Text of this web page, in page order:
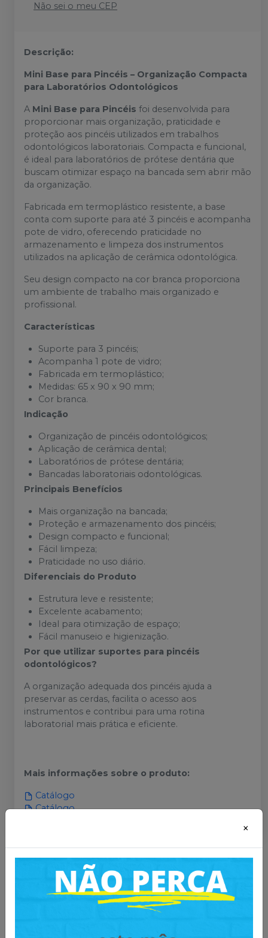
Não sei o meu CEP
Descrição:
Mini Base para Pincéis – Organização Compacta
para Laboratórios Odontológicos
A Mini Base para Pincéis foi desenvolvida para
proporcionar mais organização, praticidade e
proteção aos pincéis utilizados em trabalhos
odontológicos laboratoriais. Compacta e funcional,
é ideal para laboratórios de prótese dentária que
buscam otimizar espaço na bancada sem abrir mão
da organização.
Fabricada em termoplástico resistente, a base
conta com suporte para até 3 pincéis e acompanha
pote de vidro, oferecendo praticidade no
armazenamento e limpeza dos instrumentos
utilizados na aplicação de cerâmica odontológica.
Seu design compacto na cor branca proporciona
um ambiente de trabalho mais organizado e
profissional.
Características
Suporte para 3 pincéis;
Acompanha 1 pote de vidro;
Fabricada em termoplástico;
Medidas: 65 x 90 x 90 mm;
Cor branca.
Indicação
Organização de pincéis odontológicos;
Aplicação de cerâmica dental;
Laboratórios de prótese dentária;
Bancadas laboratoriais odontológicas.
Principais Benefícios
Mais organização na bancada;
Proteção e armazenamento dos pincéis;
Design compacto e funcional;
Fácil limpeza;
Praticidade no uso diário.
Diferenciais do Produto
Estrutura leve e resistente;
Excelente acabamento;
Ideal para otimização de espaço;
Fácil manuseio e higienização.
Por que utilizar suportes para pincéis
odontológicos?
A organização adequada dos pincéis ajuda a
preservar as cerdas, facilita o acesso aos
instrumentos e contribui para uma rotina
laboratorial mais prática e eficiente.
Mais informações sobre o produto:
Catálogo
Catálogo
Você também pode gostar
desses
×